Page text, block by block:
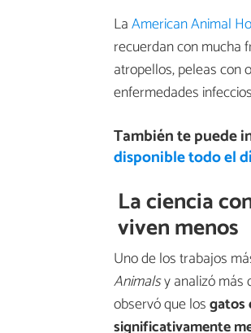
LaAmerican Animal
recuerdan con mucha
atropellos, peleas con
enfermedades
También te puede
disponible todo el
La ciencia
viven menos
Uno de los trabajos
Animalsy analizó más
observó que losgatos
significativamente